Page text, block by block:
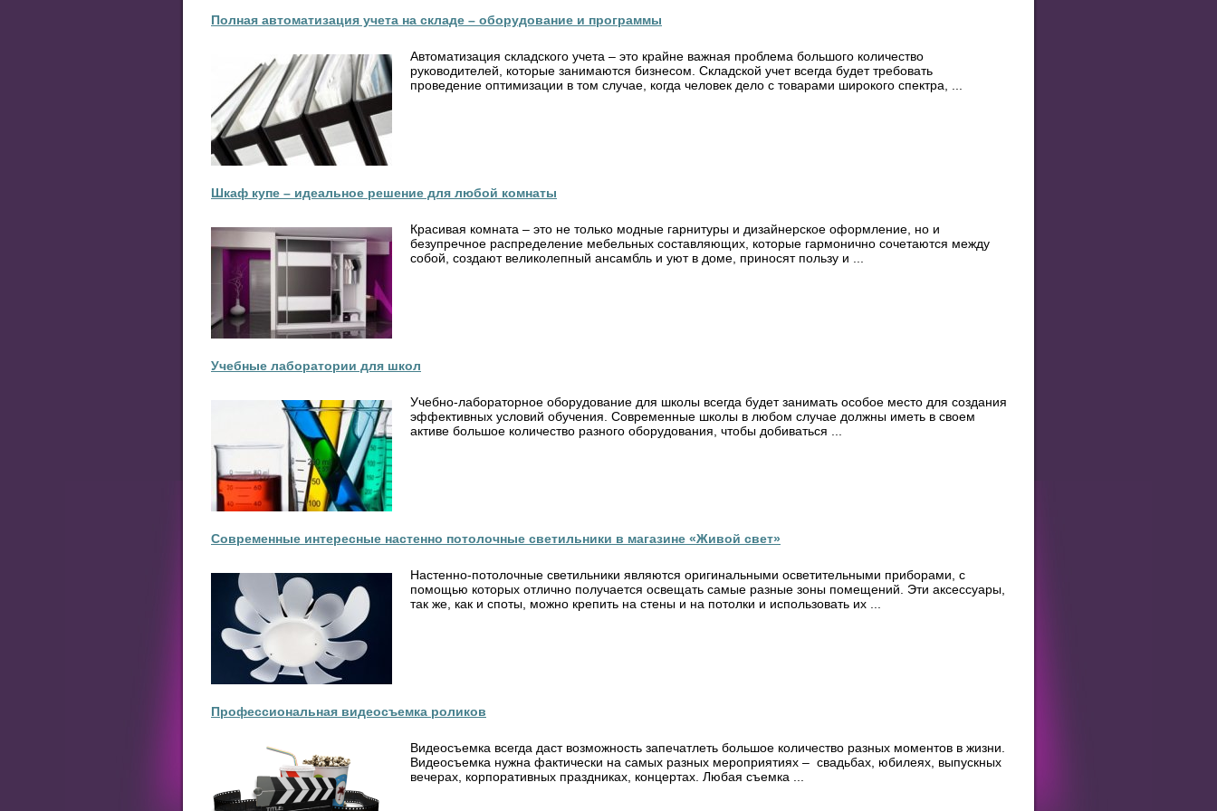
Полная автоматизация учета на складе – оборудование и программы
Автоматизация складского учета – это крайне важная проблема большого количество
руководителей, которые занимаются бизнесом. Складской учет всегда будет требовать
проведение оптимизации в том случае, когда человек дело с товарами широкого спектра, ...
Шкаф купе – идеальное решение для любой комнаты
Красивая комната – это не только модные гарнитуры и дизайнерское оформление, но и
безупречное распределение мебельных составляющих, которые гармонично сочетаются между
собой, создают великолепный ансамбль и уют в доме, приносят пользу и ...
Учебные лаборатории для школ
Учебно-лабораторное оборудование для школы всегда будет занимать особое место для создания
эффективных условий обучения. Современные школы в любом случае должны иметь в своем
активе большое количество разного оборудования, чтобы добиваться ...
Современные интересные настенно потолочные светильники в магазине «Живой свет»
Настенно-потолочные светильники являются оригинальными осветительными приборами, с
помощью которых отлично получается освещать самые разные зоны помещений. Эти аксессуары,
так же, как и споты, можно крепить на стены и на потолки и использовать их ...
Профессиональная видеосъемка роликов
Видеосъемка всегда даст возможность запечатлеть большое количество разных моментов в жизни.
Видеосъемка нужна фактически на самых разных мероприятиях – свадьбах, юбилеях, выпускных
вечерах, корпоративных праздниках, концертах. Любая съемка ...